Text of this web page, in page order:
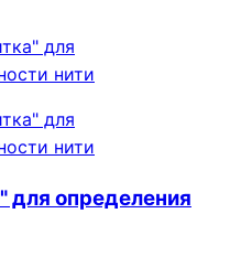
для определения